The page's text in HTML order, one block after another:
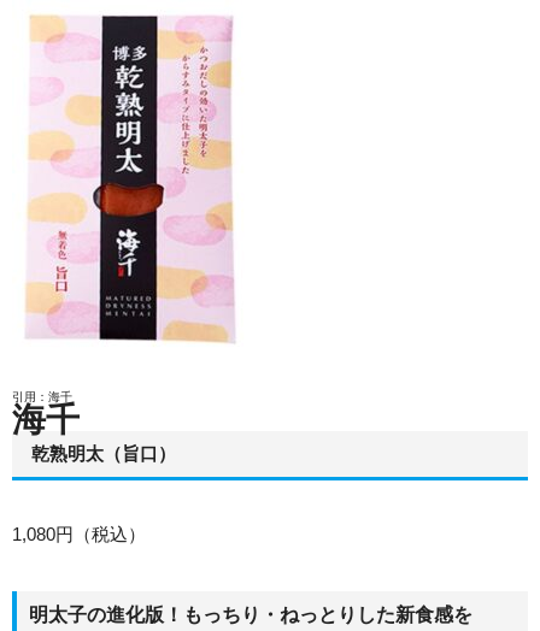
引用：海千
海千
乾熟明太（旨口）
1,080円（税込）
明太子の進化版！もっちり・ねっとりした新食感を